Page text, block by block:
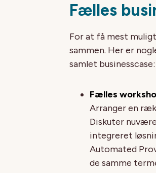
Fælles
For at få mest
sammen. Her er
samlet businesscase:
Fælles
Arranger en
Diskuter
integreret
Automated
de samme